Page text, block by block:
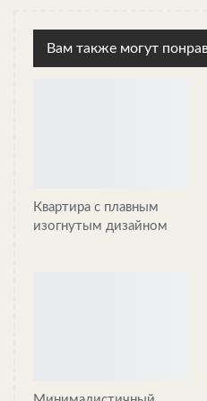
дней собираются на месте.
Вам также могут
Квартира с плавным
изогнутым дизайном